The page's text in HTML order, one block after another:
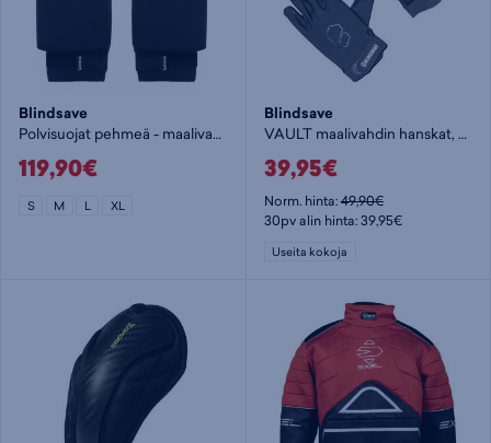
Blindsave
Polvisuojat pehmeä - maalivahdin varuste
119,90€
S M L XL
Blindsave
VAULT maalivahdin hanskat, musta
39,95€
Norm. hinta:49,90€
30pv alin hinta: 39,95€
Useita kokoja